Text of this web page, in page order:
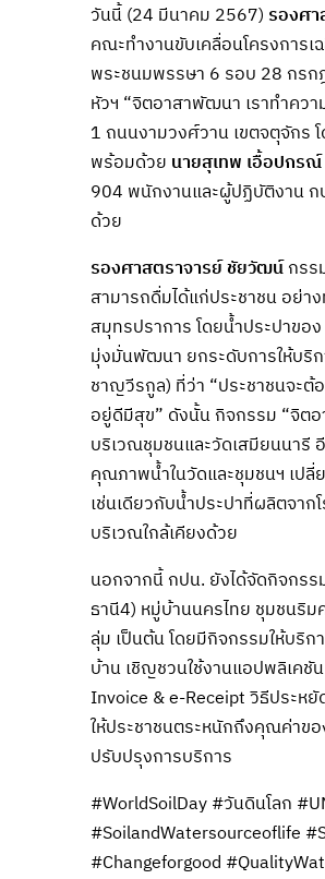
วันนี้ (24 มีนาคม 2567) รองศ
คณะทำงานขับเคลื่อนโครงการเ
พระชนมพรรษา 6 รอบ 28 กรก
หัวฯ “จิตอาสาพัฒนา เราทำคว
1 ถนนงามวงศ์วาน เขตจตุจักร
พร้อมด้วย นายสุเทพ เอื้อปกรณ์
904 พนักงานและผู้ปฏิบัติงาน ก
ด้วย
รองศาสตราจารย์ ชัยวัฒน์กรร
สามารถดื่มได้แก่ประชาชน อย่า
สมุทรปราการ โดยน้ำประปาข
มุ่งมั่นพัฒนา ยกระดับการให้บริ
ชาญวีรกูล) ที่ว่า “ประชาชนจะต้
อยู่ดีมีสุข” ดังนั้น กิจกรรม “จิต
บริเวณชุมชนและวัดเสมียนนารี
คุณภาพน้ำในวัดและชุมชนฯ เป
เช่นเดียวกับน้ำประปาที่ผลิตจา
บริเวณใกล้เคียงด้วย
นอกจากนี้ กปน. ยังได้จัดกิจกรร
ธานี4) หมู่บ้านนครไทย ชุมชนริ
ลุ่ม เป็นต้น โดยมีกิจกรรมให้บริ
บ้าน เชิญชวนใช้งานแอปพลิเคชั
Invoice & e-Receipt วิธีประห
ให้ประชาชนตระหนักถึงคุณค่าข
ปรับปรุงการบริการ
#WorldSoilDay #วันดินโลก
#SoilandWatersourceoflife
#Changeforgood